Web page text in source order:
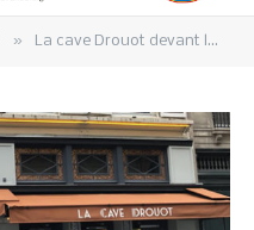
» La cave Drouot devant la salle des ventes